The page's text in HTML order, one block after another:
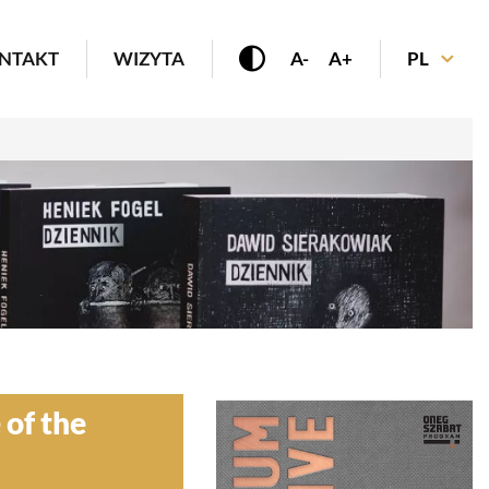
WIZYTA A- A+ PL
the